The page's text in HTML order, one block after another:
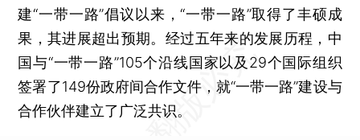
建“一带一路”倡议以来，“一带一路”取得了丰硕成
果，其进展超出预期。经过五年来的发展历程，中
国与“一带一路”105个沿线国家以及29个国际组织
签署了149份政府间合作文件，就“一带一路”建设与
合作伙伴建立了广泛共识。